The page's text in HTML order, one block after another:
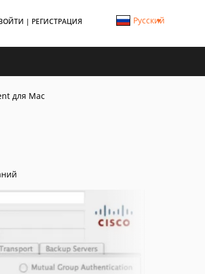
| РЕГИСТРАЦИЯ Русский
для Mac